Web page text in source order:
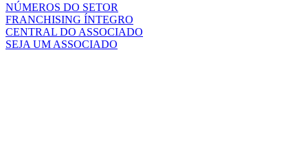
NÚMEROS DO SETOR
FRANCHISING ÍNTEGRO
CENTRAL DO ASSOCIADO
SEJA UM ASSOCIADO